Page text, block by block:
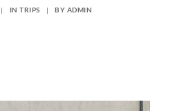
| INTRIPS | BY ADMIN